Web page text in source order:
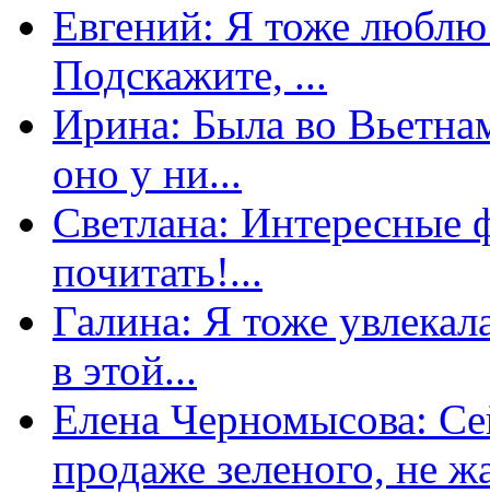
Евгений: Я тоже
Подскажите, ...
Ирина: Была во
оно у ни...
Светлана: Интересные
почитать!...
Галина: Я тоже
в этой...
Елена Черномысова:
продаже зеленого, не